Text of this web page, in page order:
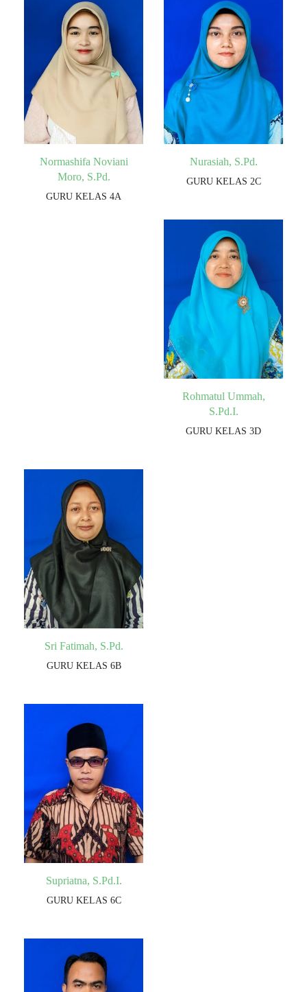
Normashifa Noviani
Moro, S.Pd.
GURU KELAS 4A
Nurasiah, S.Pd.
GURU KELAS 2C
Rohmatul Ummah,
S.Pd.I.
GURU KELAS 3D
Sri Fatimah, S.Pd.
GURU KELAS 6B
Supriatna, S.Pd.I.
GURU KELAS 6C